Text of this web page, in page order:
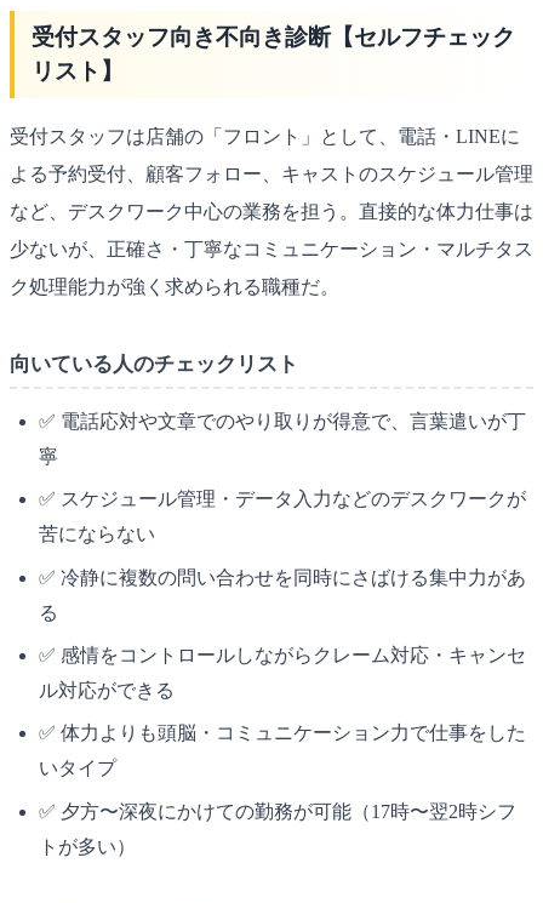
受付スタッフ向き不向き診断【セルフチェック
リスト】
受付スタッフは店舗の「フロント」として、電話・LINEに
よる予約受付、顧客フォロー、キャストのスケジュール管理
など、デスクワーク中心の業務を担う。直接的な体力仕事は
少ないが、正確さ・丁寧なコミュニケーション・マルチタス
ク処理能力が強く求められる職種だ。
向いている人のチェックリスト
✅ 電話応対や文章でのやり取りが得意で、言葉遣いが丁
寧
✅ スケジュール管理・データ入力などのデスクワークが
苦にならない
✅ 冷静に複数の問い合わせを同時にさばける集中力があ
る
✅ 感情をコントロールしながらクレーム対応・キャンセ
ル対応ができる
✅ 体力よりも頭脳・コミュニケーション力で仕事をした
いタイプ
✅ 夕方〜深夜にかけての勤務が可能（17時〜翌2時シフ
トが多い）